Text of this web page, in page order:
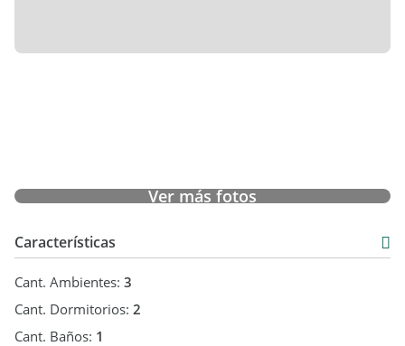
Ver más fotos
Características
Cant. Ambientes: 3
Cant. Dormitorios: 2
Cant. Baños: 1